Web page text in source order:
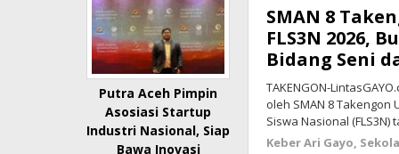
Putra Aceh Pimpin
Asosiasi Startup
Industri Nasional, Siap
Bawa Inovasi
Ranto ,
Sekolah,
Sekolah,
Sosial
Budaya ,
Terbaru
SMAN 8
FLS3N 2026,
Bidang Seni
TAKENGON-
oleh SMAN 8 Takengon
Siswa Nasional (FLS3N)
Keber Ari Gayo,